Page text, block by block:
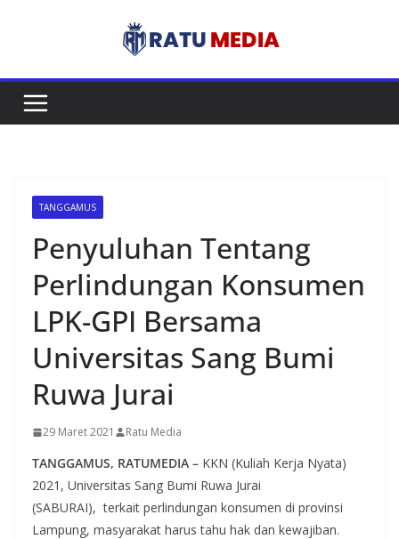
TANGGAMUS
Penyuluhan Tentang
Perlindungan Konsumen
LPK-GPI Bersama
Universitas Sang Bumi
Ruwa Jurai
29 Maret 2021 Ratu Media
TANGGAMUS, RATUMEDIA – KKN (Kuliah Kerja Nyata)
2021, Universitas Sang Bumi Ruwa Jurai
(SABURAI), terkait perlindungan konsumen di provinsi
Lampung, masyarakat harus tahu hak dan kewajiban.